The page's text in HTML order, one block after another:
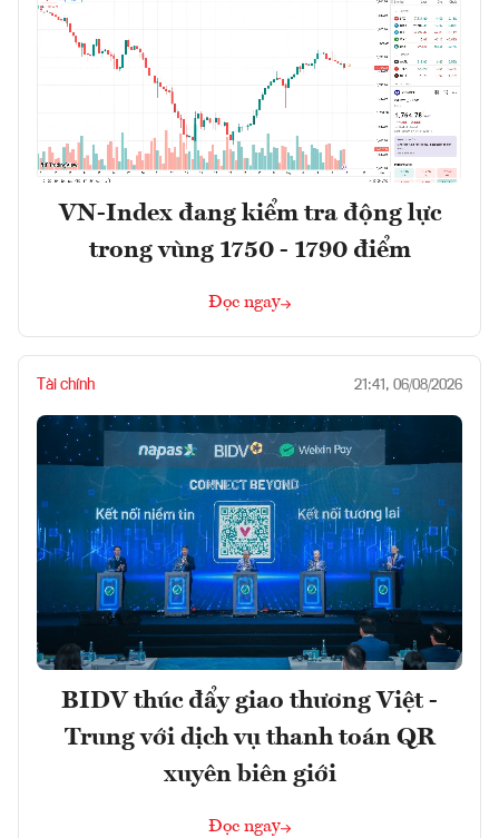
VN-Index đang kiểm tra động lực
trong vùng 1750 - 1790 điểm
Đọc ngay
Tài chính 21:41, 06/08/2026
BIDV thúc đẩy giao thương Việt -
Trung với dịch vụ thanh toán QR
xuyên biên giới
Đọc ngay